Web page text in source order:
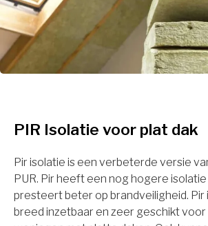
PIR Isolatie voor plat dak
Pir isolatie is een verbeterde versie
PUR. Pir heeft een nog hogere
presteert beter op brandveiligheid. Pir
breed inzetbaar en zeer geschikt